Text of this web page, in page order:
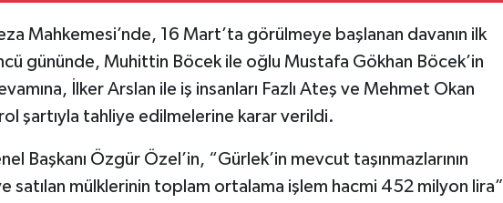
Mahkemesi’nde, 16 Mart’ta görülmeye başlanan davanın ilk
gününde, Muhittin Böcek ile oğlu Mustafa Gökhan Böcek’in
İlker Arslan ile iş insanları Fazlı Ateş ve Mehmet Okan
şartıyla tahliye edilmelerine karar verildi.
Başkanı Özgür Özel’in, “Gürlek’in mevcut taşınmazlarının
satılan mülklerinin toplam ortalama işlem hacmi 452 milyon lira”